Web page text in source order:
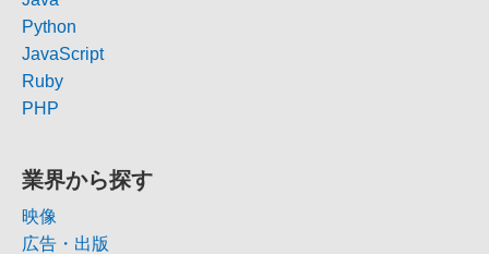
Python
JavaScript
Ruby
PHP
業界から探す
映像
広告・出版